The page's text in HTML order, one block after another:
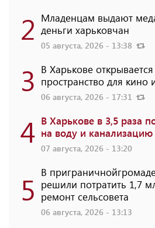
2 Младенцам выдают
деньги харьковчан
05 августа, 2026 - 13:38
3 В Харькове
пространство для кино
06 августа, 2026 - 17:31
4 В Харькове в 3,5 раза
на воду и канализацию
07 августа, 2026 - 13:20
5 В
решили потратить 1,7
ремонт сельсовета
06 августа, 2026 - 13:13